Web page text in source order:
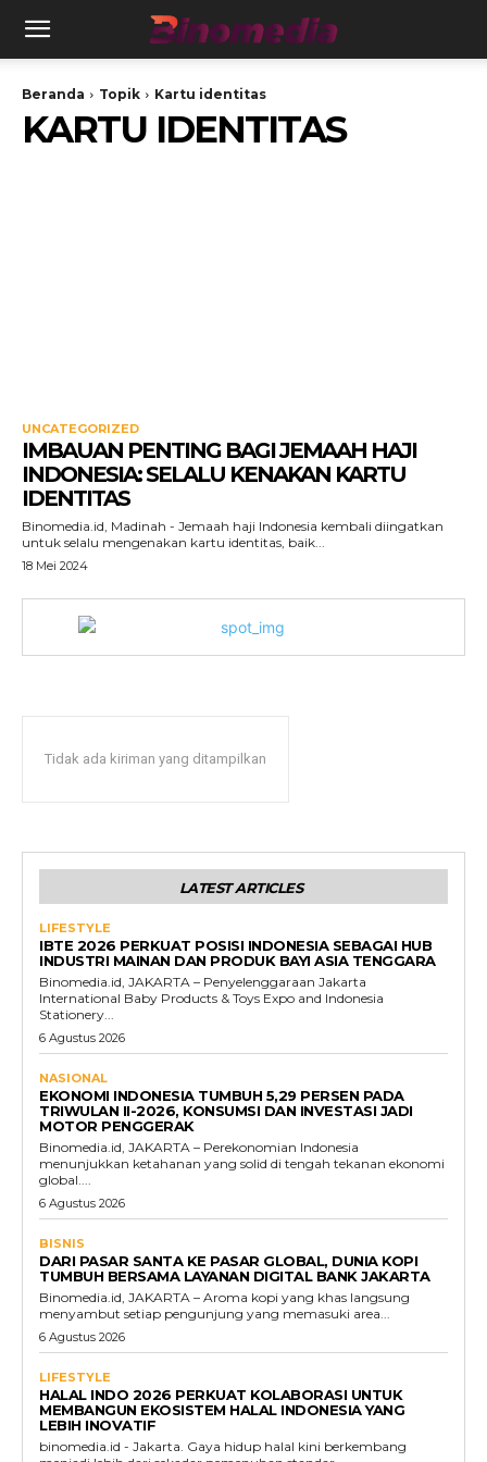
Beranda Topik Kartu identitas
KARTU IDENTITAS
UNCATEGORIZED
IMBAUAN PENTING BAGI JEMAAH HAJI
INDONESIA: SELALU KENAKAN KARTU
IDENTITAS
Binomedia.id, Madinah - Jemaah haji Indonesia kembali diingatkan
untuk selalu mengenakan kartu identitas, baik...
18 Mei 2024
Tidak ada kiriman yang ditampilkan
LATEST ARTICLES
LIFESTYLE
IBTE 2026 PERKUAT POSISI INDONESIA SEBAGAI HUB
INDUSTRI MAINAN DAN PRODUK BAYI ASIA TENGGARA
Binomedia.id, JAKARTA – Penyelenggaraan Jakarta
International Baby Products & Toys Expo and Indonesia
Stationery...
6 Agustus 2026
NASIONAL
EKONOMI INDONESIA TUMBUH 5,29 PERSEN PADA
TRIWULAN II-2026, KONSUMSI DAN INVESTASI JADI
MOTOR PENGGERAK
Binomedia.id, JAKARTA – Perekonomian Indonesia
menunjukkan ketahanan yang solid di tengah tekanan ekonomi
global....
6 Agustus 2026
BISNIS
DARI PASAR SANTA KE PASAR GLOBAL, DUNIA KOPI
TUMBUH BERSAMA LAYANAN DIGITAL BANK JAKARTA
Binomedia.id, JAKARTA – Aroma kopi yang khas langsung
menyambut setiap pengunjung yang memasuki area...
6 Agustus 2026
LIFESTYLE
HALAL INDO 2026 PERKUAT KOLABORASI UNTUK
MEMBANGUN EKOSISTEM HALAL INDONESIA YANG
LEBIH INOVATIF
binomedia.id - Jakarta. Gaya hidup halal kini berkembang